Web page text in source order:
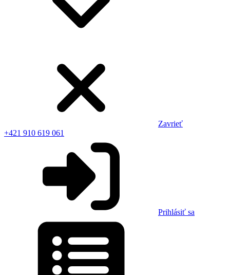
Zavrieť
+421 910 619 061
Prihlásiť sa